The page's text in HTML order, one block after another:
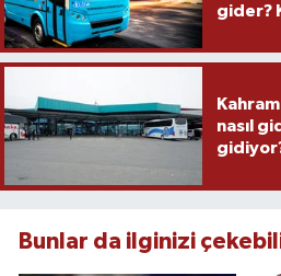
gider?
nasıl
Bunlar da ilginizi